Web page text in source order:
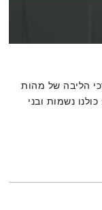
הליבה של מהות
נשמות ובני